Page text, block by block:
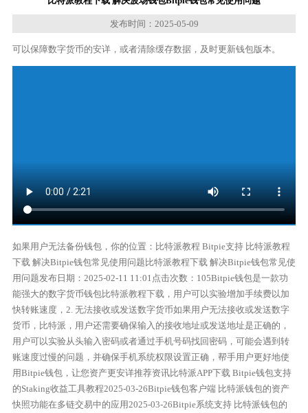
发布时间：2025-05-09
可以保障数字货币的安详，或者清除缓存数据，及时更新钱包版本。
如果用户无法备份钱包，你的位置：比特派教程 Bitpie支持 比特派教程
下载 解决Bitpie钱包常见使用问题比特派教程下载 解决Bitpie钱包常见使
用问题发布日期：2025-02-11 11:01点击次数：105Bitpie钱包是一款功
能强大的数字货币钱包比特派教程下载，用户可以实验增加手续费以加
快转账速度，2. 无法接收或发送数字货币如果用户无法接收或发送数字
货币，比特派，用户还需要确保输入的接收地址或发送地址是正确的，
用户可以实验从头输入密码或者通过手机号码找回密码，可能会遇到转
账速度过慢的问题，并确保手机系统权限设置正确，帮手用户更好地使
用Bitpie钱包，让您资产更安详推荐资讯比特派APP下载 Bitpie钱包支持
的Staking收益工具教程2025-03-26Bitpie钱包客户端 比特派钱包的资产
快照功能在多链交易中的应用2025-03-26Bitpie系统支持 比特派钱包的